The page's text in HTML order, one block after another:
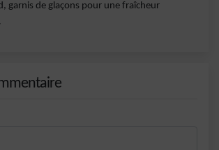
garnis de glaçons pour une fraîcheur